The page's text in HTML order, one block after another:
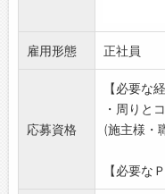
も予定し
(建設業の
・お客様
等の選定
・見積り
・工事を
・部材発
・全体の
雇用形態 正社員
応募資格
【必要な
・周りと
(施主様・
【必要な